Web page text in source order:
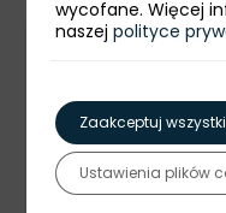
wycofane. Więcej
naszejpolityce
Zaakceptuj
Ustawienia plików